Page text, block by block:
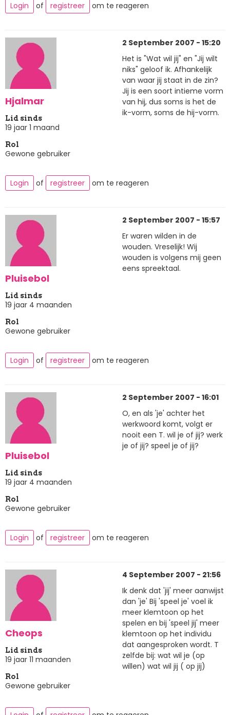
Login of registreer om te reageren
Hjalmar
Lid sinds
19 jaar 1 maand
Rol
Gewone gebruiker
2 September 2007 - 15:20
Het is "Wat wil jij" en "Jij wilt
niks" geloof ik. Afhankelijk
van waar jij staat in de zin?
Jij is een soort intieme vorm
van hij, dus soms is het de
ik-vorm, soms de hij-vorm.
Login of registreer om te reageren
Pluisebol
Lid sinds
19 jaar 4 maanden
Rol
Gewone gebruiker
2 September 2007 - 15:57
Er waren wilden in de
wouden. Vreselijk! Wij
wouden is volgens mij geen
eens spreektaal.
Login of registreer om te reageren
Pluisebol
Lid sinds
19 jaar 4 maanden
Rol
Gewone gebruiker
2 September 2007 - 16:01
O, en als 'je' achter het
werkwoord komt, volgt er
nooit een T. wil je of jij? werk
je of jij? speel je of jij?
Login of registreer om te reageren
Cheops
Lid sinds
19 jaar 11 maanden
Rol
Gewone gebruiker
4 September 2007 - 21:56
Ik denk dat 'jij' meer aanwijst
dan 'je' Bij 'speel je' voel ik
meer klemtoon op het
spelen en bij 'speel jij' meer
klemtoon op het individu
dat aangesproken wordt. T
zelfde bij: wat wil je (op
willen) wat wil jij ( op jij)